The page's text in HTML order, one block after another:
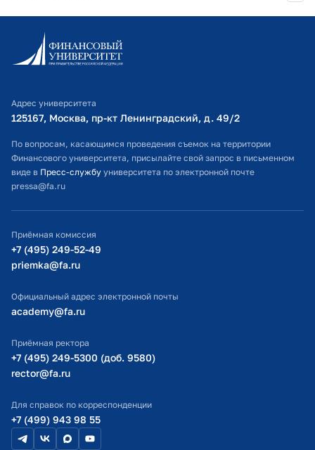
Информационно-образовательный портал
Личный кабинет поступающего
Оплата обучения
Расписание занятий
Студенческий офис
Официальный адрес электронной почты
Министерство просвещения РФ
Министерство науки и высшего образования РФ
Адрес университета
125167, Москва, пр-кт Ленинградский, д. 49/2​
По вопросам, касающимся проведения съемок на территории
Финансового университета, присылайте свой запрос в письменном
виде в Пресс-службу университета по электронной почте
pressa@fa.ru
Приёмная комиссия
+7 (495) 249-52-49
priemka@fa.ru
Официальный адрес электронной почты
academy@fa.ru
Приёмная ректора
+7 (495) 249-5300 (доб. 9580)
rector@fa.ru
Для справок по корреспонденции
+7 (499) 943 98 55